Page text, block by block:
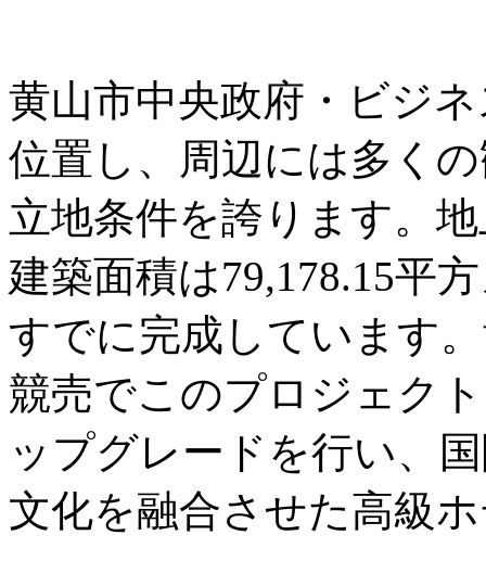
黄山市中央政府・ビジ
位置し、周辺には多く
立地条件を誇ります。
建築面積は79,178.15平
すでに完成しています
競売でこのプロジェク
ップグレードを行い、
文化を融合させた高級